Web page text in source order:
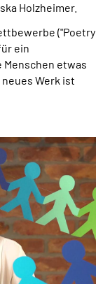
Holzheimer.
("Poetry
ein
etwas
Werk ist